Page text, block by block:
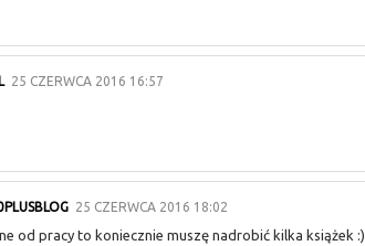
25 CZERWCA 2016 16:57
25 CZERWCA 2016 18:02
od pracy to koniecznie muszę nadrobić kilka książek :)